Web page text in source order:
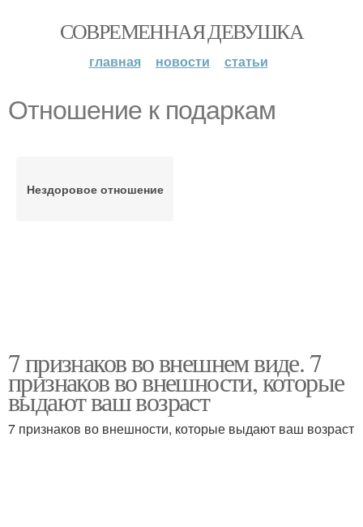
СОВРЕМЕННАЯ ДЕВУШКА
главная новости статьи
Отношение к подаркам
Нездоровое отношение
7 признаков во внешнем виде. 7
признаков во внешности, которые
выдают ваш возраст
7 признаков во внешности, которые выдают ваш возраст